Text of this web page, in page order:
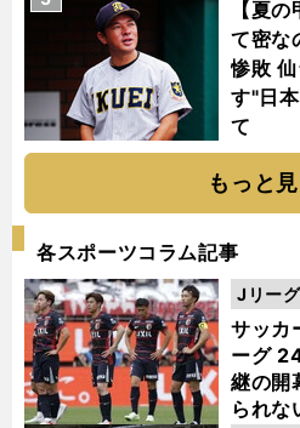
【夏
て密な
惨敗
す"日
て
もっと
各スポーツコラム記事
サッカ
ーグ
継の開
られな
Jリーグ